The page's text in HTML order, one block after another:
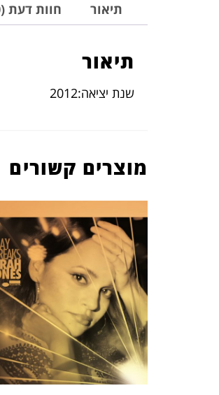
תיאור חוות דעת (0)
תיאור
שנת יציאה:2012
מוצרים קשורים